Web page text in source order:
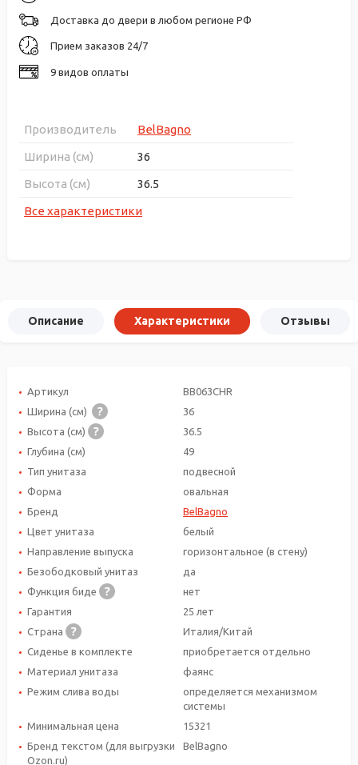
Доставка до двери в любом регионе РФ
Прием заказов 24/7
9 видов оплаты
Производитель
BelBagno
Ширина (см)
36
Высота (см)
36.5
Все характеристики
Описание Характеристики Отзывы
Артикул
BB063CHR
Ширина (см)
36
Высота (см)
36.5
Глубина (см)
49
Тип унитаза
подвесной
Форма
овальная
Бренд
BelBagno
Цвет унитаза
белый
Направление выпуска
горизонтальное (в стену)
Безободковый унитаз
да
Функция биде
нет
Гарантия
25 лет
Страна
Италия/Китай
Сиденье в комплекте
приобретается отдельно
Материал унитаза
фаянс
Режим слива воды
определяется механизмом
системы
Минимальная цена
15321
Бренд текстом (для выгрузки
Ozon.ru)
BelBagno